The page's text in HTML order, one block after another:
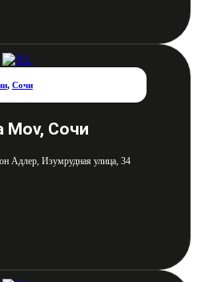
, Сочи
Mov, Сочи
Адлер, Изумрудная улица, 34